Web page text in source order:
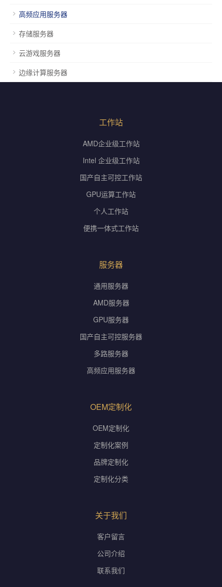
高频应用服务器
存储服务器
云游戏服务器
边缘计算服务器
工作站
AMD企业级工作站
Intel 企业级工作站
国产自主可控工作站
GPU运算工作站
个人工作站
便携一体式工作站
服务器
通用服务器
AMD服务器
GPU服务器
国产自主可控服务器
多路服务器
高频应用服务器
OEM定制化
OEM定制化
定制化案例
品牌定制化
定制化分类
关于我们
客户留言
公司介绍
联系我们